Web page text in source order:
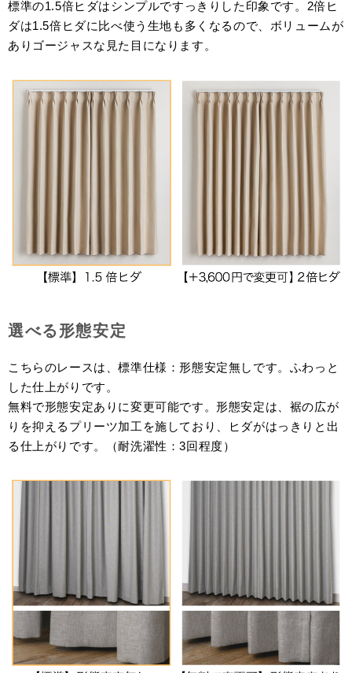
標準の1.5倍ヒダはシンプルですっきりした印象です。2倍ヒ
ダは1.5倍ヒダに比べ使う生地も多くなるので、ボリュームが
ありゴージャスな見た目になります。
選べる形態安定
こちらのレースは、標準仕様：形態安定無しです。ふわっと
した仕上がりです。
無料で形態安定ありに変更可能です。形態安定は、裾の広が
りを抑えるプリーツ加工を施しており、ヒダがはっきりと出
る仕上がりです。（耐洗濯性：3回程度）